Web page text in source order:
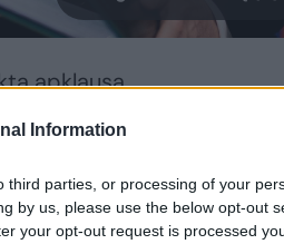
Information
parties, or processing of your
by us, please use the below opt-out
your opt-out request is processed
apklausa
partijos
reitingų lentelės
demokratai